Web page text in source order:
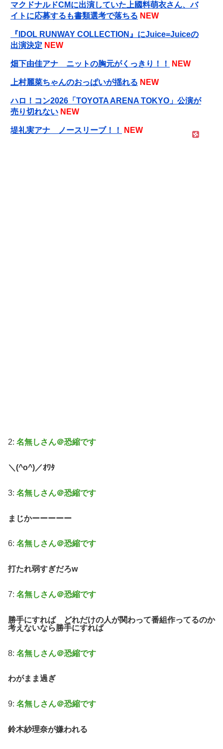
マクドナルドCMに出演していた上國料萌衣さん、バ
イトに応募するも書類選考で落ちる NEW
『IDOL RUNWAY COLLECTION』にJuice=Juiceの
出演決定 NEW
畑下由佳アナ ニットの胸元がくっきり！！ NEW
上村麗菜ちゃんのおっぱいが揺れる NEW
ハロ！コン2026「TOYOTA ARENA TOKYO」公演が
売り切れない NEW
堤礼実アナ ノースリーブ！！ NEW
2: 名無しさん＠恐縮です
＼(^o^)／ｵﾜﾀ
3: 名無しさん＠恐縮です
まじかーーーーー
6: 名無しさん＠恐縮です
打たれ弱すぎだろw
7: 名無しさん＠恐縮です
勝手にすれば どれだけの人が関わって番組作ってるのか
考えないなら勝手にすれば
8: 名無しさん＠恐縮です
わがまま過ぎ
9: 名無しさん＠恐縮です
鈴木紗理奈が嫌われる